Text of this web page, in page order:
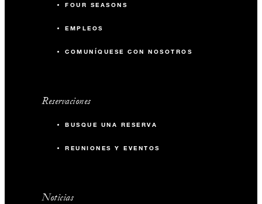
FOUR SEASONS
EMPLEOS
COMUNÍQUESE CON NOSOTROS
Reservaciones
BUSQUE UNA RESERVA
REUNIONES Y EVENTOS
Noticias